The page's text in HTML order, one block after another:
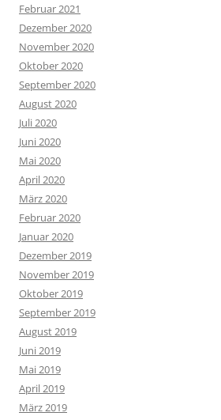
Februar 2021
Dezember 2020
November 2020
Oktober 2020
September 2020
August 2020
Juli 2020
Juni 2020
Mai 2020
April 2020
März 2020
Februar 2020
Januar 2020
Dezember 2019
November 2019
Oktober 2019
September 2019
August 2019
Juni 2019
Mai 2019
April 2019
März 2019